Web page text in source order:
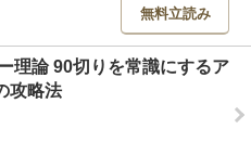
無料立読み
理論 90切りを常識にするア
攻略法